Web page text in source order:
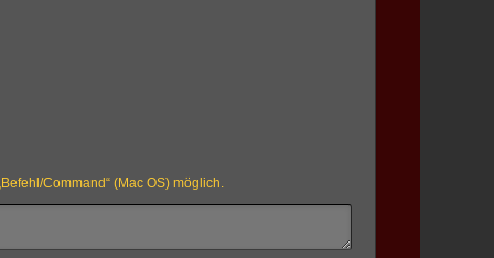
Command“ (Mac OS) möglich.